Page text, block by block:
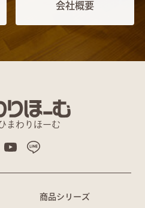
会社概要
まわりほーむ
商品シリーズ